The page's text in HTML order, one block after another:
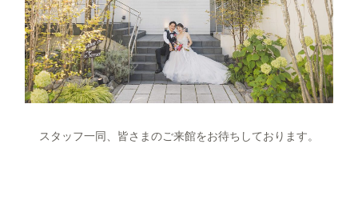
スタッフ一同、皆さまのご来館をお待ちしております。